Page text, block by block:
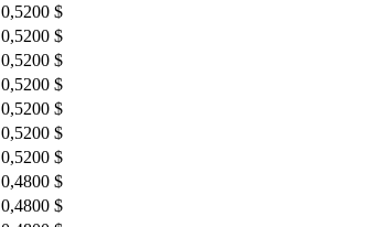
0,5200 $
0,5200 $
0,5200 $
0,5200 $
0,5200 $
0,5200 $
0,5200 $
0,4800 $
0,4800 $